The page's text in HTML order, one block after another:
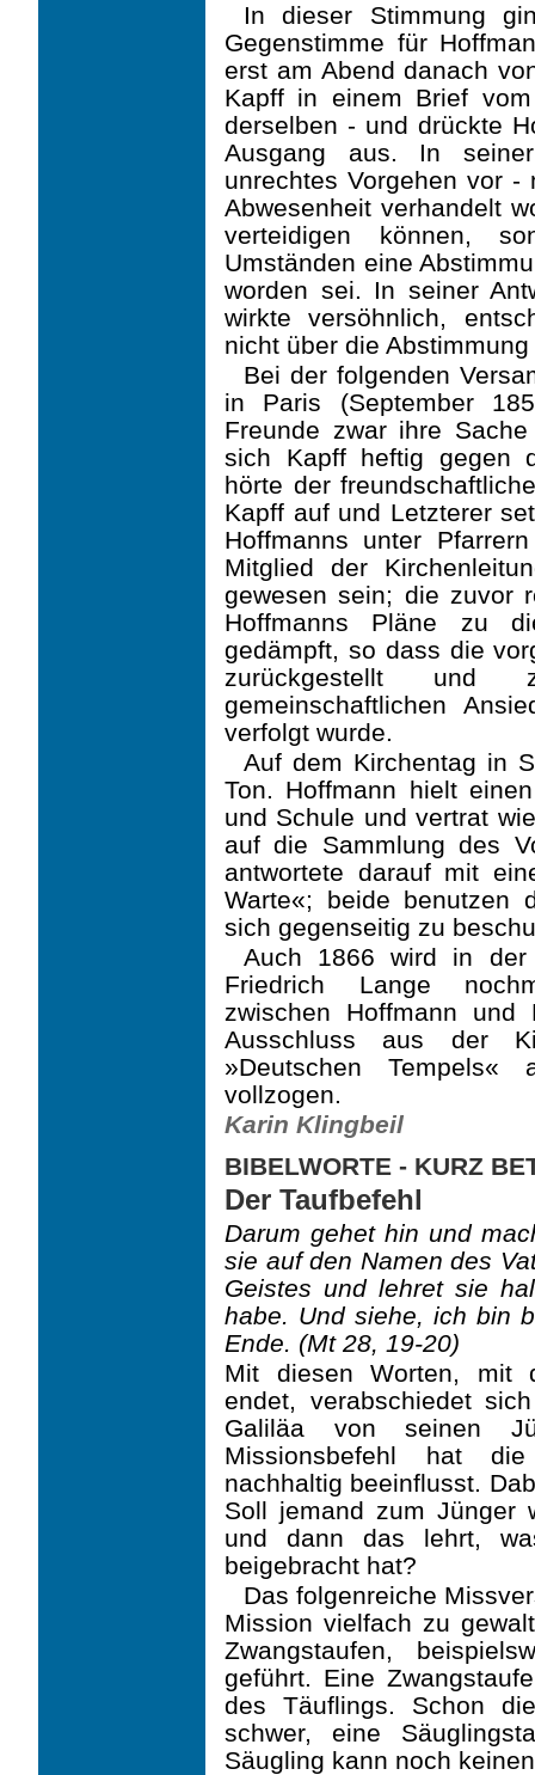
In dieser Stimmung
Gegenstimme für
erst am Abend danach
Kapff in einem Brief
derselben - und drückte
Ausgang aus. In
unrechtes Vorgehen vor
Abwesenheit verhandelt
verteidigen können,
Umständen eine
worden sei. In seiner
wirkte versöhnlich,
nicht über die
Bei der folgenden
in Paris (September
Freunde zwar ihre
sich Kapff heftig gegen
hörte der
Kapff auf und Letzterer
Hoffmanns unter
Mitglied der
gewesen sein; die zuvor
Hoffmanns Pläne zu
gedämpft, so dass die
zurückgestellt
gemeinschaftlichen
verfolgt wurde.
Auf dem Kirchentag in
Ton. Hoffmann hielt
und Schule und vertrat
auf die Sammlung des
antwortete darauf mit
Warte«; beide benutzen
sich gegenseitig zu
Auch 1866 wird in der
Friedrich Lange
zwischen Hoffmann
Ausschluss aus der
»Deutschen
vollzogen.
Karin Klingbeil
BIBELWORTE - KURZ
Der Taufbefehl
Darum gehet hin und
sie auf den Namen des
Geistes und lehret sie
habe. Und siehe, ich bin
Ende. (Mt 28, 19-20)
Mit diesen Worten, mit
endet, verabschiedet
Galiläa von seinen
Missionsbefehl hat die
nachhaltig beeinflusst.
Soll jemand zum Jünger
und dann das lehrt,
beigebracht hat?
Das folgenreiche
Mission vielfach zu
Zwangstaufen,
geführt. Eine
des Täuflings. Schon
schwer, eine
Säugling kann noch